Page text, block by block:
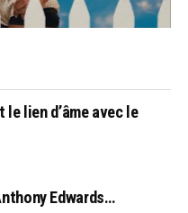
le lien d’âme avec le
Edwards…